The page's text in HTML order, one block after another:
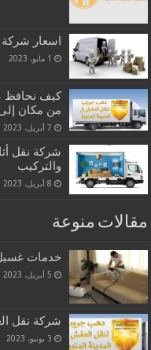
اسعار شركة
1 مايو، 2023
كيف نحافظ
من مكان
7 أبريل، 2023
شركة نقل
والتركيب
8 أبريل، 2023
مقالات منوعة
خدمات غسيل
5 أبريل، 2023
شركة نقل
3 يونيو، 2023